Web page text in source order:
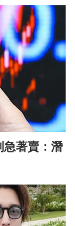
急著賣：潛